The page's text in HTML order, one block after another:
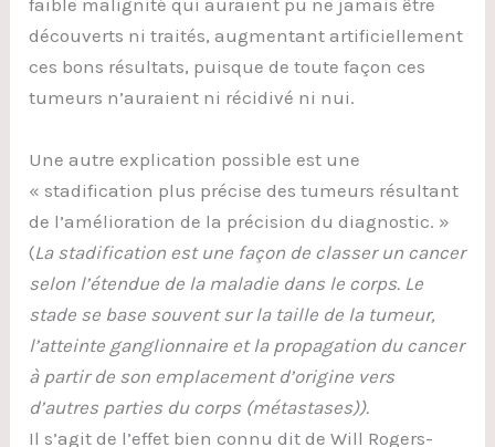
découverts ni traités, augmentant artificiellement
ces bons résultats, puisque de toute façon ces
tumeurs n’auraient ni récidivé ni nui.
Une autre explication possible est une
« stadification plus précise des tumeurs résultant
de l’amélioration de la précision du diagnostic. »
(La stadification est une façon de classer un cancer
selon l’étendue de la maladie dans le corps. Le
stade se base souvent sur la taille de la tumeur,
l’atteinte ganglionnaire et la propagation du cancer
à partir de son emplacement d’origine vers
d’autres parties du corps (métastases)).
Il s’agit de l’effet bien connu dit de Will Rogers-